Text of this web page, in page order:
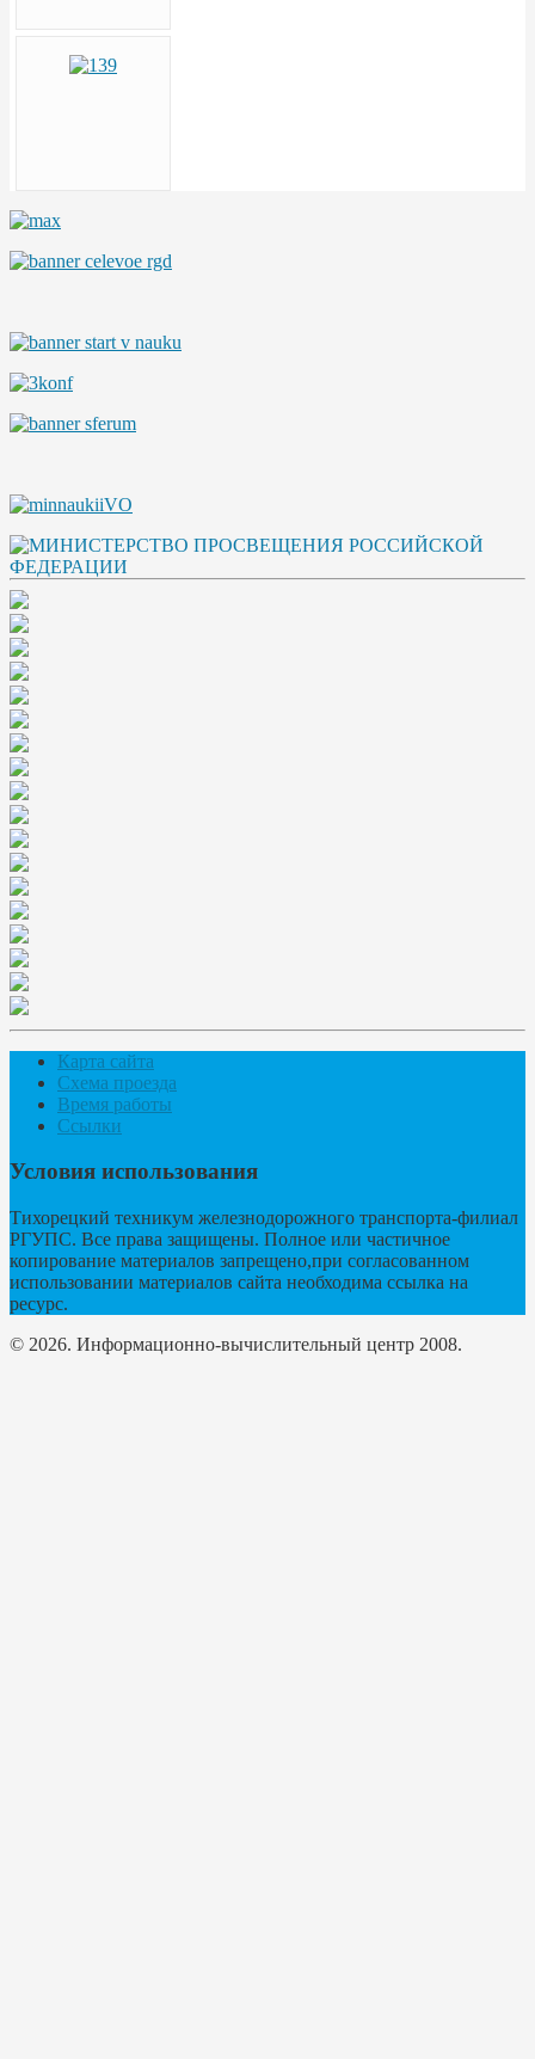
Карта сайта
Схема проезда
Время работы
Ссылки
Условия использования
Тихорецкий техникум железнодорожного транспорта-филиал
РГУПС. Все права защищены. Полное или частичное
копирование материалов запрещено,при согласованном
использовании материалов сайта необходима ссылка на
ресурс.
© 2026. Информационно-вычислительный центр 2008.